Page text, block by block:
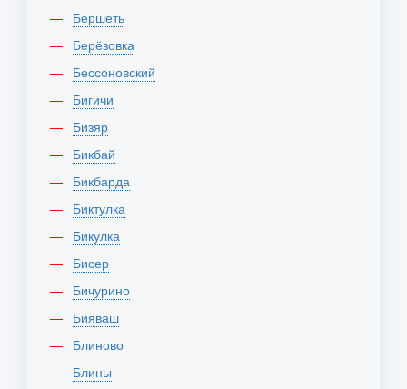
Бершеть
Берёзовка
Бессоновский
Бигичи
Бизяр
Бикбай
Бикбарда
Биктулка
Бикулка
Бисер
Бичурино
Бияваш
Блиново
Блины